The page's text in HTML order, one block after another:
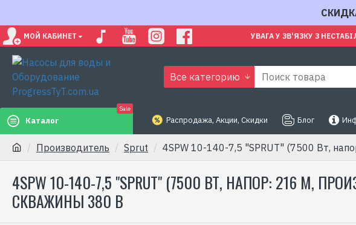
МОЙ КАБИНЕТ УВАГА У ЗВ'ЯЗКУ З
Все категорию
Каталог
Sale
Распродажа, Акции, Скидки Блог
Производитель Sprut 4SPW 10-140-7,5 "SPRUT" (7500 Вт,
4SPW 10-140-7,5 "SPRUT" (7500 ВТ, НАПОР: 216 М,
СКВАЖИНЫ 380 В